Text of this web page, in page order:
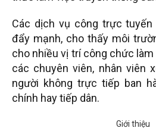
Các dịch vụ công trực
đẩy mạnh, cho thấy môi
cho nhiều vị trí công chức
các chuyên viên, nhân viên
người không trực tiếp ban
chính hay tiếp dân.